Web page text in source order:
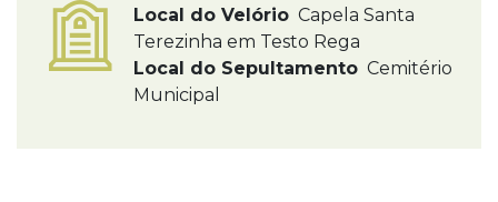
Local do Velório Capela Santa
Terezinha em Testo Rega
Local do Sepultamento Cemitério
Municipal